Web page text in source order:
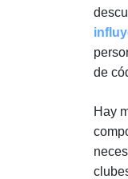
de
Hay